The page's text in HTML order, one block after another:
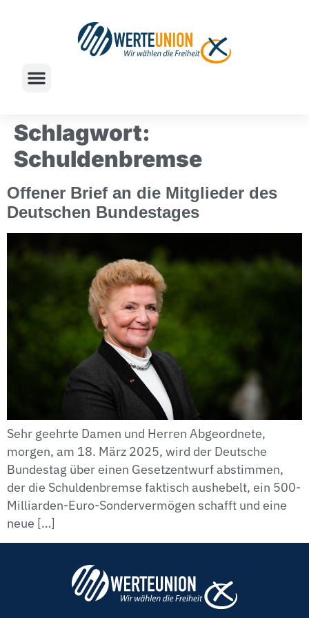
Schlagwort:
Schuldenbremse
Offener Brief an die Mitglieder des
Deutschen Bundestages
Sehr geehrte Damen und Herren Abgeordnete,
morgen, am 18. März 2025, wird der Deutsche
Bundestag über einen Gesetzentwurf abstimmen,
der die Schuldenbremse faktisch aushebelt, ein 500-
Milliarden-Euro-Sondervermögen schafft und eine
neue […]